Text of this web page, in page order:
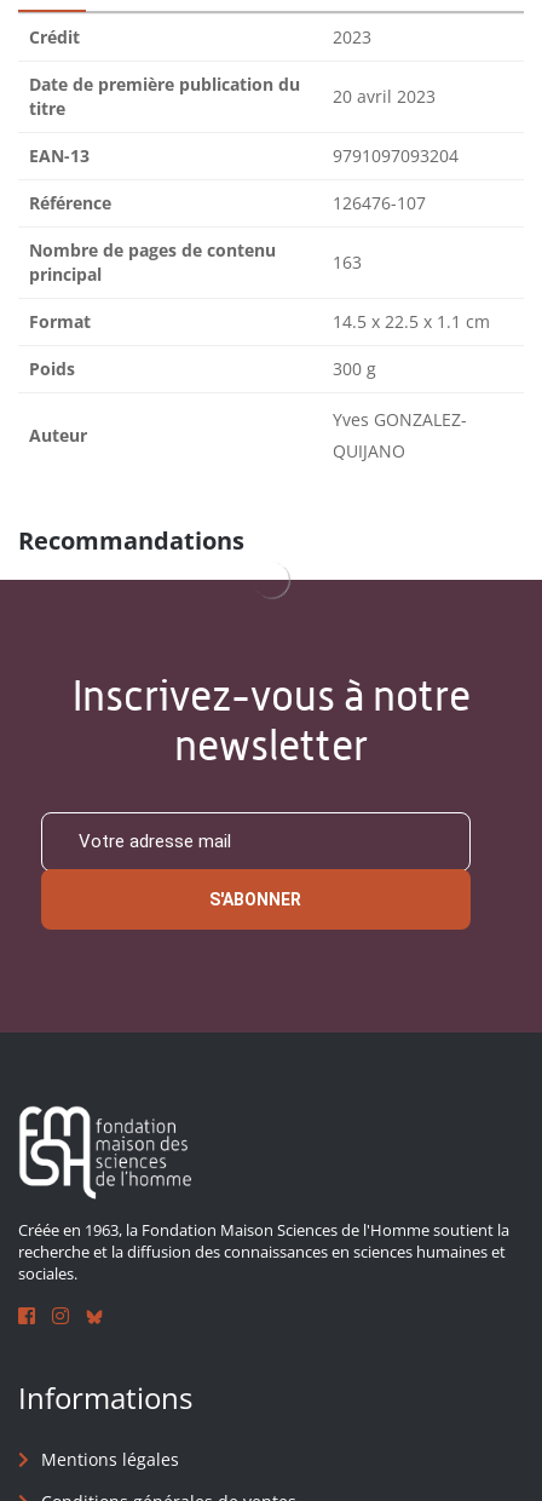
Crédit 2023
Date de première publication du
titre
20 avril 2023
EAN-13 9791097093204
Référence 126476-107
Nombre de pages de contenu
principal
163
Format 14.5 x 22.5 x 1.1 cm
Poids 300 g
Auteur
Yves GONZALEZ-
QUIJANO
Recommandations
Inscrivez-vous à notre
newsletter
S'ABONNER
Créée en 1963, la Fondation Maison Sciences de l'Homme soutient la
recherche et la diffusion des connaissances en sciences humaines et
sociales.
Informations
Mentions légales